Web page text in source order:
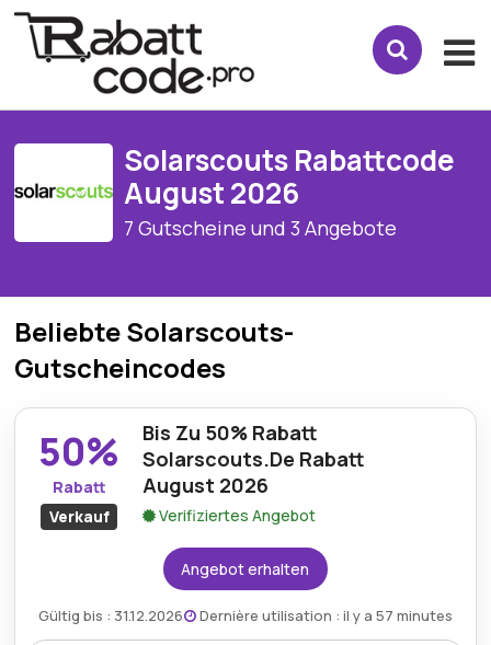
Solarscouts Rabattcode
August 2026
7 Gutscheine und 3 Angebote
Beliebte Solarscouts-
Gutscheincodes
50%
Rabatt
Verkauf
Bis Zu 50% Rabatt
Solarscouts.De Rabatt
August 2026
Verifiziertes Angebot
Angebot erhalten
Gültig bis : 31.12.2026 Dernière utilisation : il y a 57 minutes